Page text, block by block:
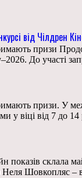
від Чілдрен
призи
До участі
призи. У
у віці від 7 до
склала
Неля Шовкопляс –